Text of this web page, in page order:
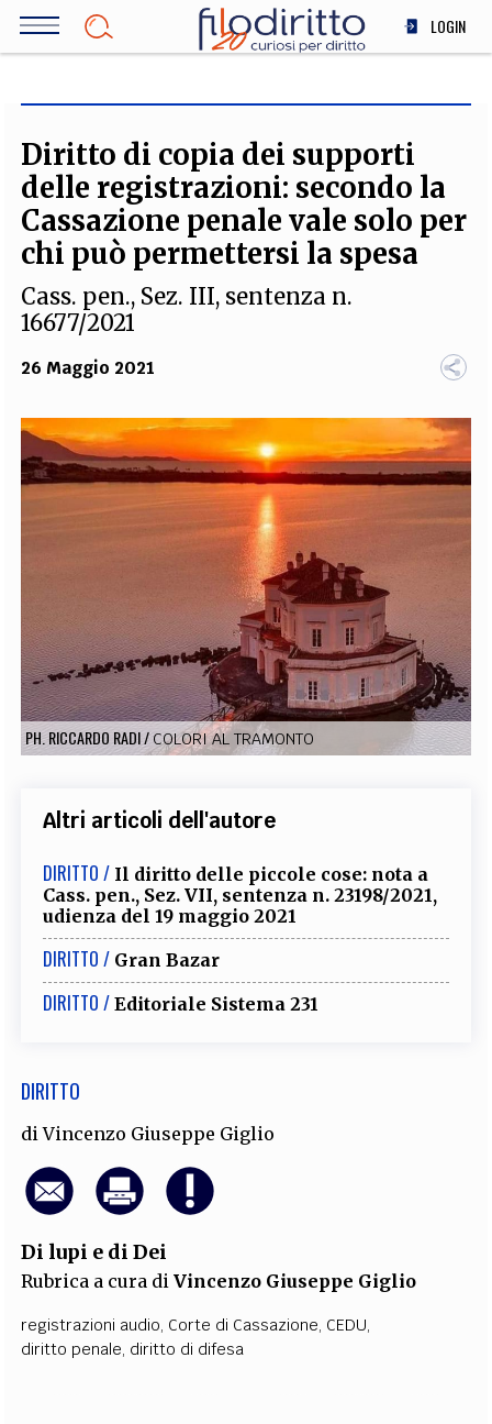
Salta
LOGIN
SOCIETÀ
MEDICINA
SCIENZA
STORIA E FILOSOFIA
ALTRO
FILODIRITTO REDAZIONE COMITATO SCIENTIFICO AUTORI
CURATORI
FOTOGRAFI PARTNER COLLABORA CON NOI
EXTRA
PROCEEDINGS PUBBLICITÀ
SOCIAL MEDIA
Diritto di copia dei supporti
delle registrazioni: secondo la
Cassazione penale vale solo per
chi può permettersi la spesa
Cass. pen., Sez. III, sentenza n.
16677/2021
26 Maggio 2021
PH. RICCARDO RADI/COLORI AL TRAMONTO
Altri articoli dell'autore
DIRITTO / Il diritto delle piccole cose: nota a
Cass. pen., Sez. VII, sentenza n. 23198/2021,
udienza del 19 maggio 2021
DIRITTO / Gran Bazar
DIRITTO / Editoriale Sistema 231
DIRITTO
diVincenzo Giuseppe Giglio
Di lupi e di Dei
Rubrica a cura diVincenzo Giuseppe Giglio
registrazioni audio, Corte di Cassazione, CEDU,
diritto penale, diritto di difesa